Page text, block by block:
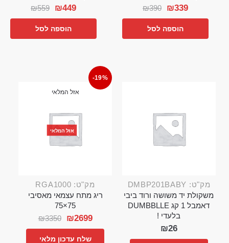
₪390 ₪339
הוספה לסל
₪559 ₪449
הוספה לסל
מק"ט: DMBP201BABY
משקולת יד משושה ורוד ביבי
דאמבל 1 קג DUMBBLLE
בלעדי !
₪26
-19%
אזל המלאי
אזל המלאי
מק"ט: RGA1000
ריג מתח עצמאי מאסיבי
75×75
₪3350 ₪2699
שלח עדכון מלאי